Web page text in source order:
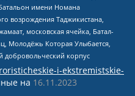
имени Номана
возрождения Таджикистана,
московская ячейка, Батал-
Молодёжь Которая Улыбается,
добровольческий корпус
i-ekstremistskie-
на 16.11.2023